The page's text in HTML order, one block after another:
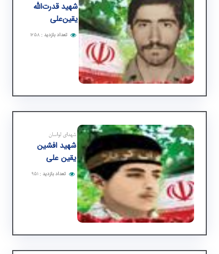
شهید قدرت‌الله
یقین‌علی
تعداد بازدید :۱۲۵۸
شهدای لواسان
شهید افشین
یقین علی
تعداد بازدید : ۹۵۱